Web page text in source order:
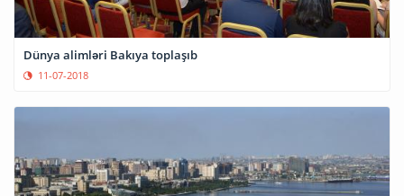
Dünya alimləri Bakıya toplaşıb
11-07-2018